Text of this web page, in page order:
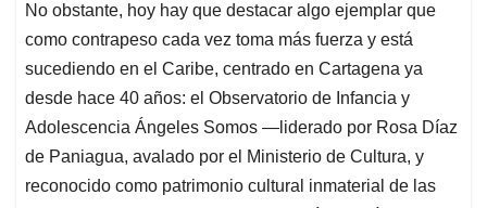
No obstante, hoy hay que destacar algo ejemplar que
como contrapeso cada vez toma más fuerza y está
sucediendo en el Caribe, centrado en Cartagena ya
desde hace 40 años: el Observatorio de Infancia y
Adolescencia Ángeles Somos —liderado por Rosa Díaz
de Paniagua, avalado por el Ministerio de Cultura, y
reconocido como patrimonio cultural inmaterial de las